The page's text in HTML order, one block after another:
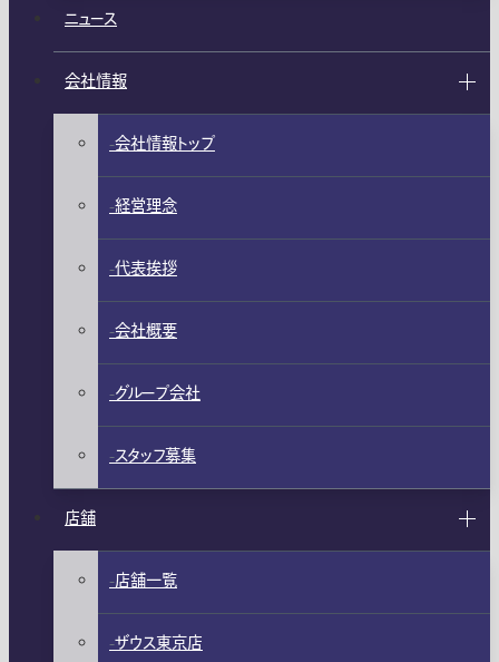
ニュース
会社情報
会社情報トップ
経営理念
代表挨拶
会社概要
グループ会社
スタッフ募集
店舗
店舗一覧
ザウス東京店